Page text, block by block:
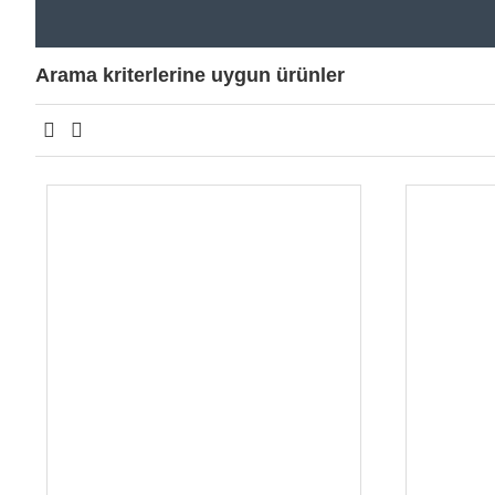
Arama kriterlerine uygun ürünler